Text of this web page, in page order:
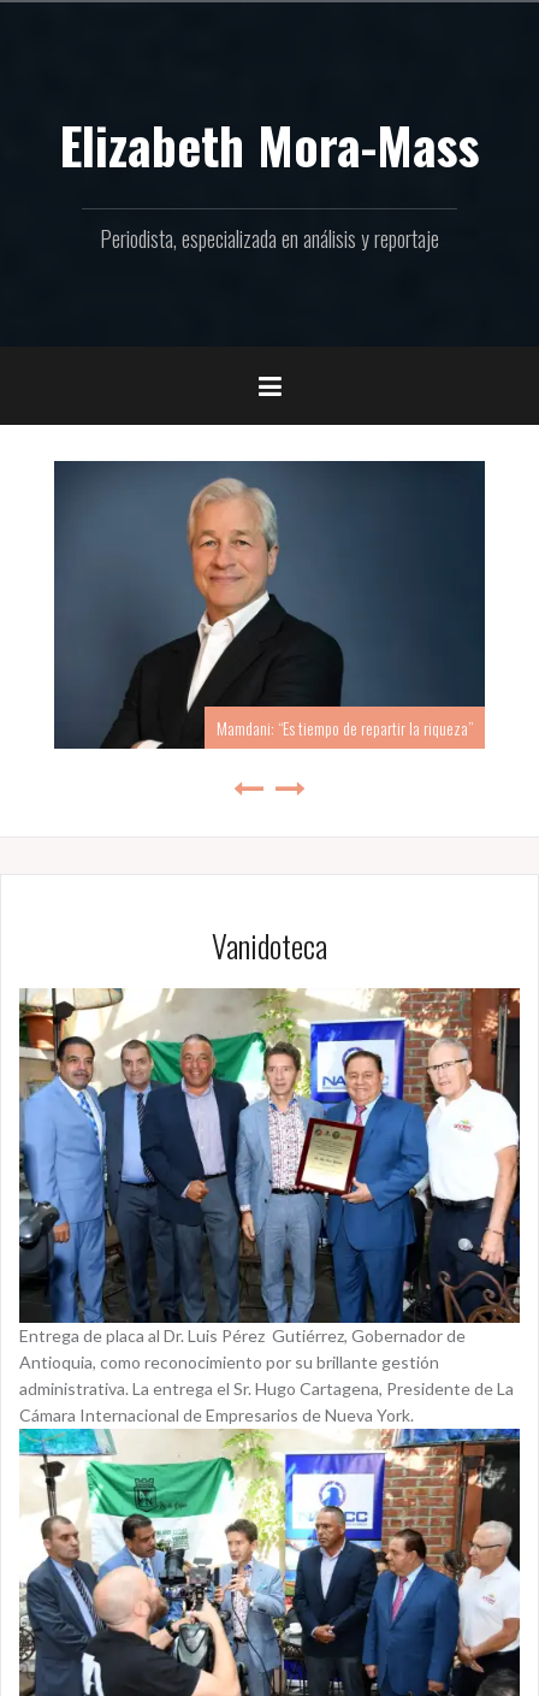
Elizabeth Mora-Mass
Periodista, especializada en análisis y reportaje
Mamdani: “Es tiempo de repartir la riqueza”
Vanidoteca
Entrega de placa al Dr. Luis Pérez Gutiérrez, Gobernador de
Antioquia, como reconocimiento por su brillante gestión
administrativa. La entrega el Sr. Hugo Cartagena, Presidente de La
Cámara Internacional de Empresarios de Nueva York.